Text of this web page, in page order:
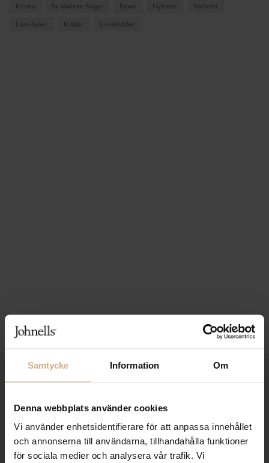
Samtycke Information Om
Denna webbplats använder cookies
Vi använder enhetsidentifierare för att anpassa innehållet
och annonserna till användarna, tillhandahålla funktioner
för sociala medier och analysera vår trafik. Vi
Kvinna By Malene Birger Byxor Nyheter
Nyheter
Linnebyxor
Kläder Linnekläder
SAMLA BONUS I KUNDKLUBBEN